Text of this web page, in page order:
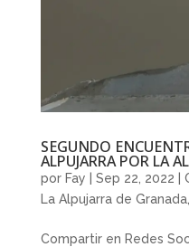
SEGUNDO
ALPUJARRA POR LA
por Fay Sep 22, 2022
La Alpujarra de Granada,
Compartir en Redes